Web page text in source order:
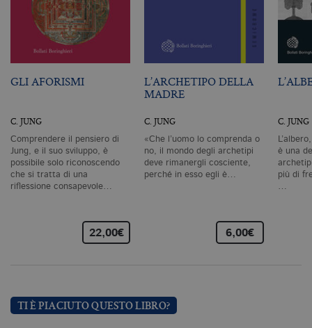
GLI AFORISMI
C. JUNG
Comprendere il pensiero di
Jung, e il suo sviluppo, è
possibile solo riconoscendo
che si tratta di una
riflessione consapevole…
22,00€
L’ARCHETIPO DELLA
MADRE
C. JUNG
«Che l’uomo lo comprenda o
no, il mondo degli archetipi
deve rimanergli cosciente,
perché in esso egli è…
6,00€
C. JUNG
è una
più di
…
TI È PIACIUTO QUESTO LIBRO?
del sito Web principale come l'accesso
degli utenti e la gestione dell'account. Il
sito Web non può essere utilizzato
correttamente senza i cookie
strettamente necessari. Col rispetto
tecnici e dunque non necessitano del
CookieScriptConsent
.bollatiboringhieri.it 1 mese
_ga
.bollatiboringhieri.it